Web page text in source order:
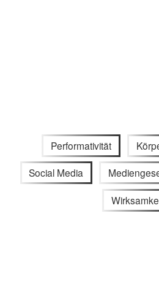
Performativität
Social Media